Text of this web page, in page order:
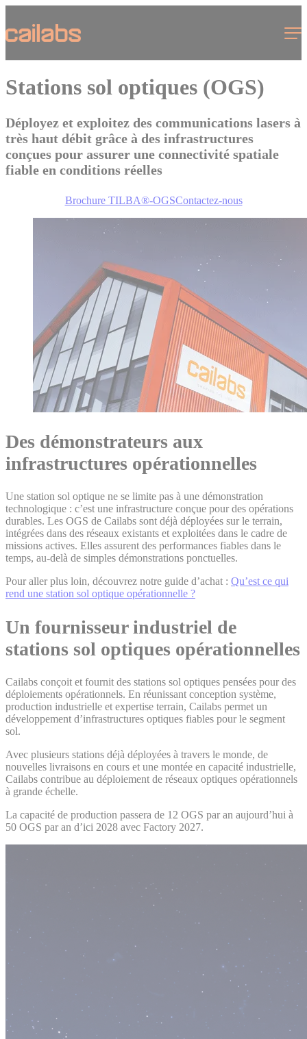
Cookies management panel
Stations sol optiques (OGS)
Déployez et exploitez des communications lasers à
très haut débit grâce à des infrastructures
conçues pour assurer une connectivité spatiale
fiable en conditions réelles
Brochure TILBA®-OGSContactez-nous
Des démonstrateurs aux
infrastructures opérationnelles
Une station sol optique ne se limite pas à une démonstration
technologique : c’est une infrastructure conçue pour des opérations
durables. Les OGS de Cailabs sont déjà déployées sur le terrain,
intégrées dans des réseaux existants et exploitées dans le cadre de
missions actives. Elles assurent des performances fiables dans le
temps, au-delà de simples démonstrations ponctuelles.
Pour aller plus loin, découvrez notre guide d’achat : Qu’est ce qui
rend une station sol optique opérationnelle ?
Un fournisseur industriel de
stations sol optiques opérationnelles
Cailabs conçoit et fournit des stations sol optiques pensées pour des
déploiements opérationnels. En réunissant conception système,
production industrielle et expertise terrain, Cailabs permet un
développement d’infrastructures optiques fiables pour le segment
sol.
Avec plusieurs stations déjà déployées à travers le monde, de
nouvelles livraisons en cours et une montée en capacité industrielle,
Cailabs contribue au déploiement de réseaux optiques opérationnels
à grande échelle.
La capacité de production passera de 12 OGS par an aujourd’hui à
50 OGS par an d’ici 2028 avec Factory 2027.